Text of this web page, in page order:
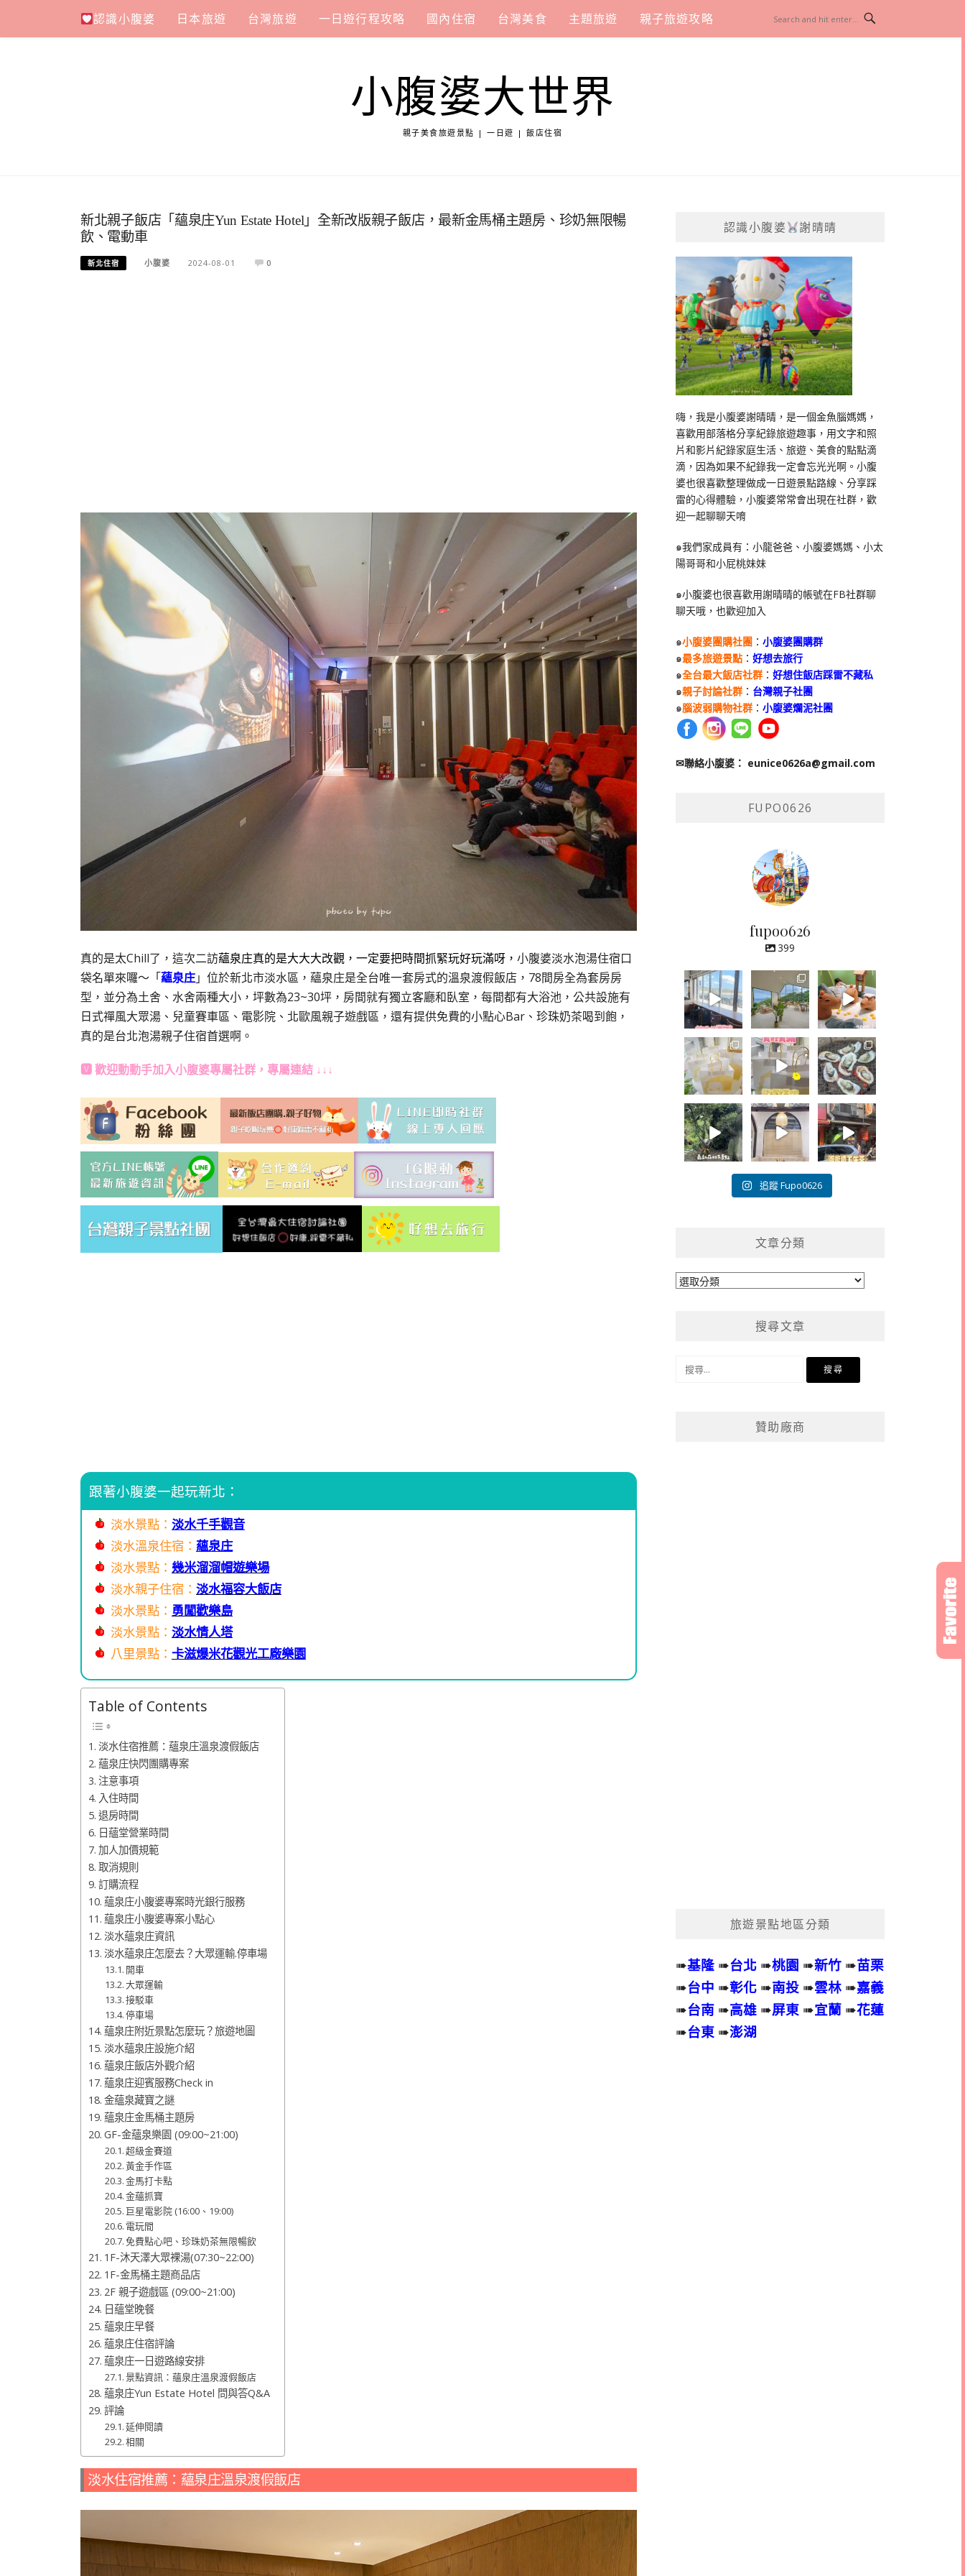
content
認識小腹婆 日本旅遊 台灣旅遊 一日遊行程攻略 國內住宿 台灣美食 主題旅遊 親子旅遊攻略
小腹婆大世界
親子美食旅遊景點 | 一日遊 | 飯店住宿
新北親子飯店「蘊泉庄Yun Estate Hotel」全新改版親子飯店，最新金馬桶主題房、珍奶無限暢
飲、電動車
新北住宿 小腹婆 2024-08-01 0
真的是太Chill了，這次二訪蘊泉庄真的是大大大改觀，一定要把時間抓緊玩好玩滿呀， 小腹婆淡水泡湯住宿口
袋名單來囉～「蘊泉庄」位於新北市淡水區，蘊泉庄是全台唯一套房式的溫泉渡假飯店，78間房全為套房房
型，並分為土舍、水舍兩種大小，坪數為23~30坪，房間就有獨立客廳和臥室，每間都有大浴池，公共設施有
日式禪風大眾湯、兒童賽車區、電影院、北歐風親子遊戲區，還有提供免費的小點心Bar、珍珠奶茶喝到飽，
真的是台北泡湯親子住宿首選啊。
🆅 歡迎動動手加入小腹婆專屬社群 ，專屬連結 ↓↓↓
跟著小腹婆一起玩新北：
淡水景點： 淡水千手觀音
淡水溫泉住宿： 蘊泉庄
淡水景點： 幾米溜溜帽遊樂場
淡水親子住宿： 淡水福容大飯店
淡水景點： 勇闖歡樂島
淡水景點： 淡水情人塔
八里景點： 卡滋爆米花觀光工廠樂園
Table of Contents
淡水住宿推薦：蘊泉庄溫泉渡假飯店
蘊泉庄快閃團購專案
注意事項
入住時間
退房時間
日蘊堂營業時間
加人加價規範
取消規則
訂購流程
蘊泉庄小腹婆專案時光銀行服務
蘊泉庄小腹婆專案小點心
淡水蘊泉庄資訊
淡水蘊泉庄怎麼去？大眾運輸.停車場
開車
大眾運輸
接駁車
停車場
蘊泉庄附近景點怎麼玩？旅遊地圖
淡水蘊泉庄設施介紹
蘊泉庄飯店外觀介紹
蘊泉庄迎賓服務Check in
金蘊泉藏寶之謎
蘊泉庄金馬桶主題房
GF-金蘊泉樂園 (09:00~21:00)
超級金賽道
黃金手作區
金馬打卡點
金蘊抓寶
巨星電影院 (16:00、19:00)
電玩間
免費點心吧、珍珠奶茶無限暢飲
1F-沐天澤大眾裸湯(07:30~22:00)
1F-金馬桶主題商品店
2F 親子遊戲區 (09:00~21:00)
日蘊堂晚餐
蘊泉庄早餐
蘊泉庄住宿評論
蘊泉庄一日遊路線安排
景點資訊：蘊泉庄溫泉渡假飯店
蘊泉庄Yun Estate Hotel 問與答Q&A
評論
延伸閱讀
相關
淡水住宿推薦：蘊泉庄溫泉渡假飯店
認識小腹婆 謝晴晴
嗨，我是小腹婆謝晴晴，是一個金魚腦媽媽，
喜歡用部落格分享紀錄旅遊趣事，用文字和照
片和影片紀錄家庭生活、旅遊、美食的點點滴
滴，因為如果不紀錄我一定會忘光光啊。小腹
婆也很喜歡整理做成一日遊景點路線、分享踩
雷的心得體驗，小腹婆常常會出現在社群，歡
迎一起聊聊天唷
๑我們家成員有：小龍爸爸、小腹婆媽媽、小太
陽哥哥和小屁桃妹妹
๑小腹婆也很喜歡用謝晴晴的帳號在FB社群聊
聊天哦，也歡迎加入
๑小腹婆團購社團 ：小腹婆團購群
๑最多旅遊景點 ：好想去旅行
๑全台最大飯店社群 ：好想住飯店踩雷不藏私
๑親子討論社群 ： 台灣親子社團
๑腦波弱購物社群 ：小腹婆爛泥社團
✉聯絡小腹婆： eunice0626a@gmail.com
FUPO0626
fupo0626
399
追蹤 Fupo0626
文章分類
文
搜尋文章
贊助廠商
旅遊景點地區分類
➠基隆 ➠台北 ➠桃園 ➠新竹 ➠苗栗
➠台中 ➠彰化 ➠南投 ➠雲林 ➠嘉義
➠台南 ➠高雄 ➠屏東 ➠宜蘭 ➠花蓮
➠台東 ➠澎湖